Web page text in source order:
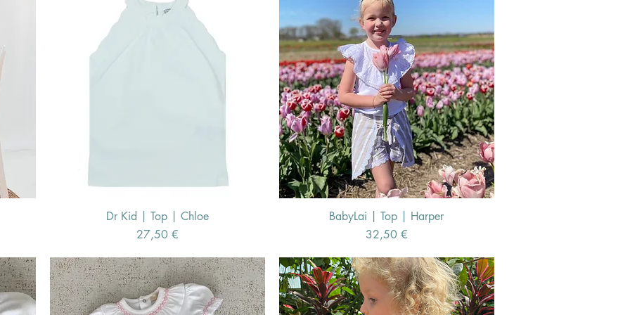
Schnellansicht
Dr Kid | Top | Chloe
Preis
27,50 €
Schnellansicht
BabyLai | Top | Harper
Preis
32,50 €